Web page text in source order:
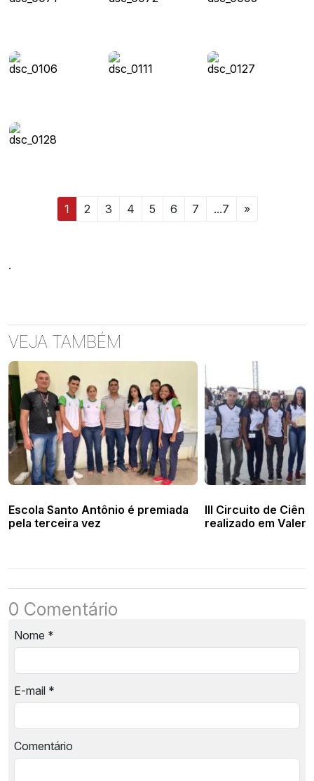
1 2 3 4 5 6 7 ...7 »
.
VEJA TAMBÉM
Escola Santo Antônio é premiada
pela terceira vez
III Circuito de
realizado em
0 Comentário
Nome *
E-mail *
Comentário